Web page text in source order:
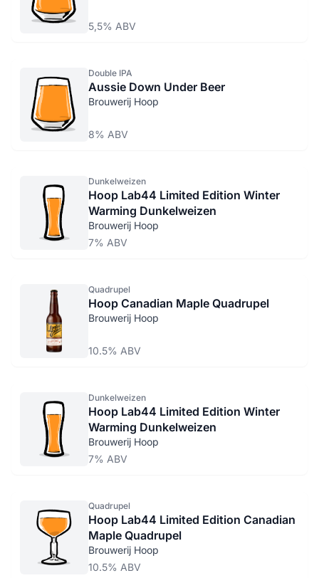
5,5% ABV
Double IPA
Aussie Down Under Beer
Brouwerij Hoop
8% ABV
Dunkelweizen
Hoop Lab44 Limited Edition Winter
Warming Dunkelweizen
Brouwerij Hoop
7% ABV
Quadrupel
Hoop Canadian Maple Quadrupel
Brouwerij Hoop
10.5% ABV
Dunkelweizen
Hoop Lab44 Limited Edition Winter
Warming Dunkelweizen
Brouwerij Hoop
7% ABV
Quadrupel
Hoop Lab44 Limited Edition Canadian
Maple Quadrupel
Brouwerij Hoop
10.5% ABV